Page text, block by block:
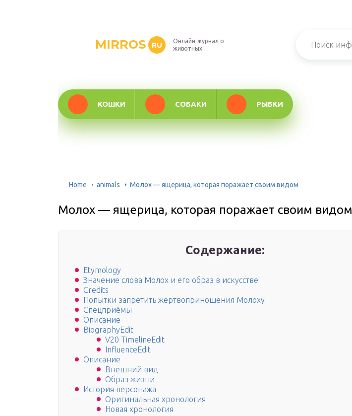
MIRROS RU
Онлайн-журнал о
животных
КОШКИ СОБАКИ РЫБКИ
Home animals Молох — ящерица, которая поражает своим видом
Молох — ящерица, которая поражает своим видом
Содержание:
Etymology
Значение слова Молох и его образ в искусстве
Credits
Попытки запретить жертвоприношения Молоху
Спецприёмы
Описание
BiographyEdit
V20 TimelineEdit
InfluenceEdit
Описание
Внешний вид
Образ жизни
История персонажа
Оригинальная хронология
Новая хронология